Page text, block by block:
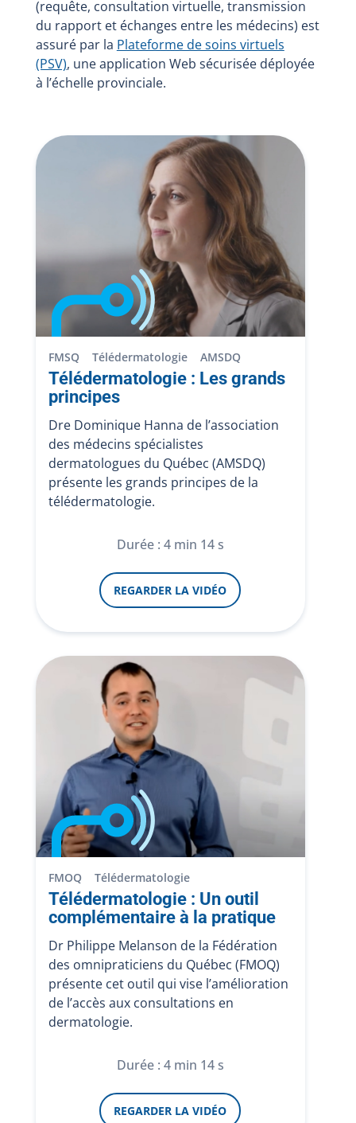
(requête, consultation virtuelle, transmission
du rapport et échanges entre les médecins) est
assuré par la Plateforme de soins virtuels
(PSV), une application Web sécurisée déployée
à l’échelle provinciale.
FMSQ Télédermatologie AMSDQ
Télédermatologie : Les grands
principes
Dre Dominique Hanna de l’association
des médecins spécialistes
dermatologues du Québec (AMSDQ)
présente les grands principes de la
télédermatologie.
Durée : 4 min 14 s
REGARDER LA VIDÉO
FMOQ Télédermatologie
Télédermatologie : Un outil
complémentaire à la pratique
Dr Philippe Melanson de la Fédération
des omnipraticiens du Québec (FMOQ)
présente cet outil qui vise l’amélioration
de l’accès aux consultations en
dermatologie.
Durée : 4 min 14 s
REGARDER LA VIDÉO